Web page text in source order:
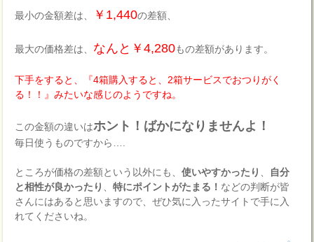
最小の金額差は、 ￥1,440の差額、
最大の価格差は、 なんと￥4,280もの差額があります。
下手をすると、『4箱購入すると、2箱サービスでおつりがく
る！！』みたいな感じのようですね。
この金額の違いはホント！ばかになりませんよ！
毎日使うものですから….
ところが価格の差額という以外にも、使いやすかったり
自分
と相性が良かったり
、特にポイントがたまる！ などの判断が皆
さんにはあると思いますので、ぜひ気に入ったサイトで手に入
れてくださいね。